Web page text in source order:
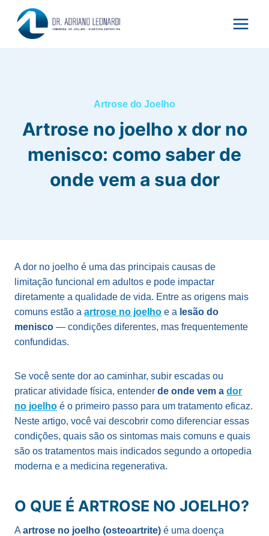
para
Artrose do Joelho
Artrose no joelho x dor no
menisco: como saber de
onde vem a sua dor
A dor no joelho é uma das principais causas de
limitação funcional em adultos e pode impactar
diretamente a qualidade de vida. Entre as origens mais
comuns estão a artrose no joelho e a lesão do
menisco — condições diferentes, mas frequentemente
confundidas.
Se você sente dor ao caminhar, subir escadas ou
praticar atividade física, entender de onde vem a dor
no joelho é o primeiro passo para um tratamento eficaz.
Neste artigo, você vai descobrir como diferenciar essas
condições, quais são os sintomas mais comuns e quais
são os tratamentos mais indicados segundo a ortopedia
moderna e a medicina regenerativa.
O QUE É ARTROSE NO JOELHO?
A artrose no joelho (osteoartrite) é uma doença